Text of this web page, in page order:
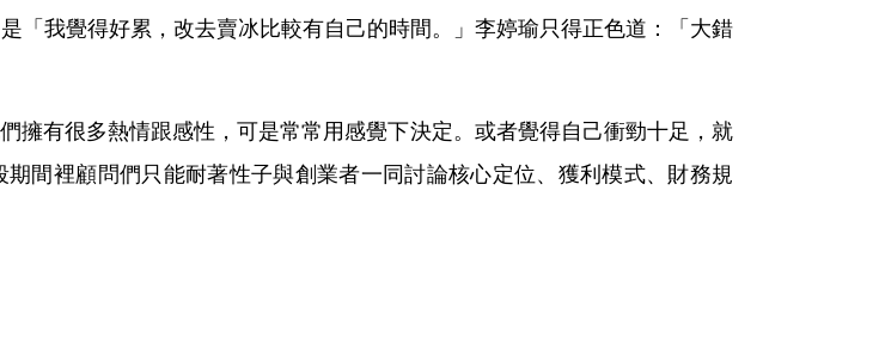
「我覺得好累，改去賣冰比較有自己的時間。」李婷瑜只得正色道：「大錯
擁有很多熱情跟感性，可是常常用感覺下決定。或者覺得自己衝勁十足，就
間裡顧問們只能耐著性子與創業者一同討論核心定位、獲利模式、財務規